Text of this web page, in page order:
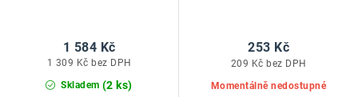
Skladem (2 ks)
1 309 Kč bez DPH
1 584 Kč
Momentálně nedostupné
209 Kč bez DPH
253 Kč